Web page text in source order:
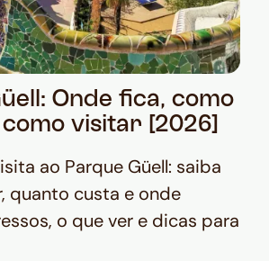
Onde fica, como
visitar [2026]
ao Parque Güell: saiba
quanto custa e onde
o que ver e dicas para